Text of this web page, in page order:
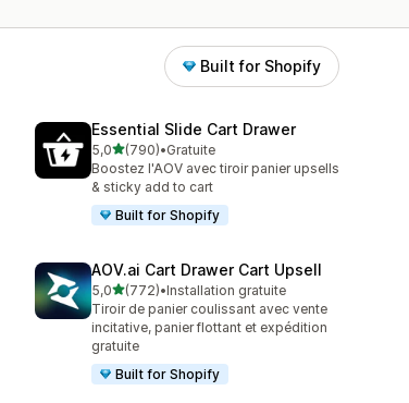
Built for Shopify
Essential Slide Cart Drawer
5,0étoile(s) sur 5
(790)
790 avis au total
•Gratuite
Boostez l'AOV avec tiroir panier upsells
& sticky add to cart
Built for Shopify
AOV.ai Cart Drawer Cart Upsell
5,0étoile(s) sur 5
(772)
772 avis au total
•Installation gratuite
Tiroir de panier coulissant avec vente
incitative, panier flottant et expédition
gratuite
Built for Shopify